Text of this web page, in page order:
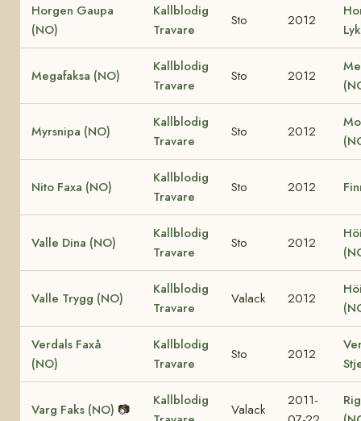
Horgen Gaupa
(NO)
Kallblodig
Travare
Sto 2012
Megafaksa (NO)
Kallblodig
Travare
Sto 2012
Myrsnipa (NO)
Kallblodig
Travare
Sto 2012
Nito Faxa (NO)
Kallblodig
Travare
Sto 2012
Valle Dina (NO)
Kallblodig
Travare
Sto 2012
Valle Trygg (NO)
Kallblodig
Travare
Valack 2012
Verdals Faxå
(NO)
Kallblodig
Travare
Sto 2012
Varg Faks (NO) 📷
Kallblodig
Valack
2011-